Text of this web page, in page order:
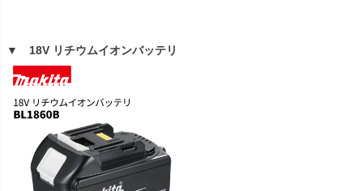
▼ 18V リチウムイオンバッテリ